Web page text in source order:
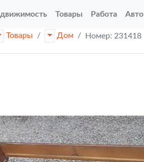
Товары Работа Авто
Товары Дом Номер: 231418